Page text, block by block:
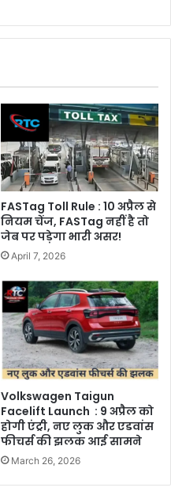
FASTag Toll Rule : 10 अप्रैल से
नियम चेंज, FASTag नहीं है तो
जेब पर पड़ेगा भारी असर!
April 7, 2026
Volkswagen Taigun
Facelift Launch : 9 अप्रैल को
होगी एंट्री, नए लुक और एडवांस
फीचर्स की झलक आई सामने
March 26, 2026